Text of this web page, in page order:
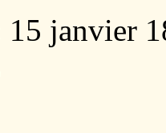
15 janvier